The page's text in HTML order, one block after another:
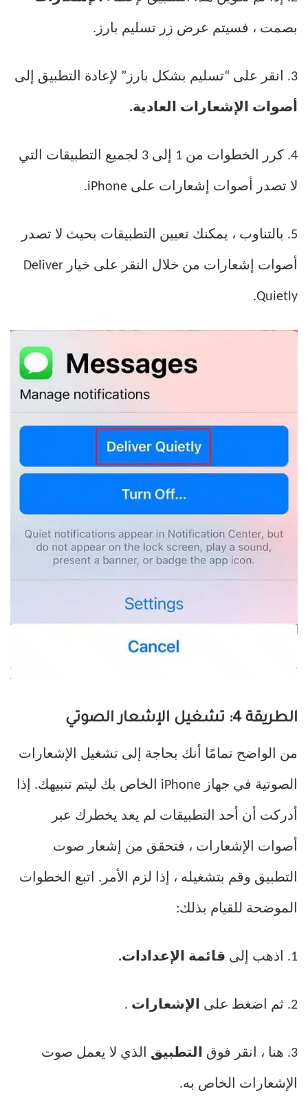
بصمت ، فسيتم عرض زر تسليم بارز.
3. انقر على “تسليم بشكل بارز” لإعادة التطبيق إلى
أصوات الإشعارات العادية.
4. كرر الخطوات من 1 إلى 3 لجميع التطبيقات التي
لا تصدر أصوات إشعارات على iPhone.
5. بالتناوب ، يمكنك تعيين التطبيقات بحيث لا تصدر
أصوات إشعارات من خلال النقر على خيار Deliver
Quietly.
الطريقة 4: تشغيل الإشعار الصوتي
من الواضح تمامًا أنك بحاجة إلى تشغيل الإشعارات
الصوتية في جهاز iPhone الخاص بك ليتم تنبيهك. إذا
أدركت أن أحد التطبيقات لم يعد يخطرك عبر
أصوات الإشعارات ، فتحقق من إشعار صوت
التطبيق وقم بتشغيله ، إذا لزم الأمر. اتبع الخطوات
الموضحة للقيام بذلك:
1. اذهب إلى قائمة الإعدادات.
2. ثم اضغط على الإشعارات .
3. هنا ، انقر فوق التطبيق الذي لا يعمل صوت
الإشعارات الخاص به.